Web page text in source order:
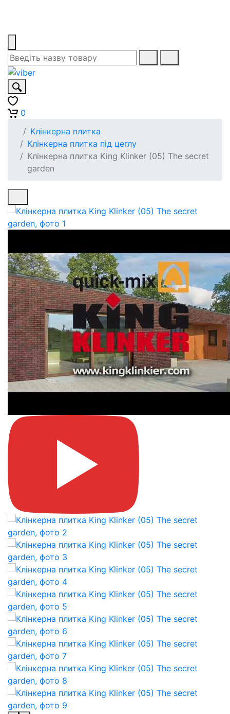
0
Клінкерна плитка
Клінкерна плитка під цеглу
Клінкерна плитка King Klinker (05) The secret
garden